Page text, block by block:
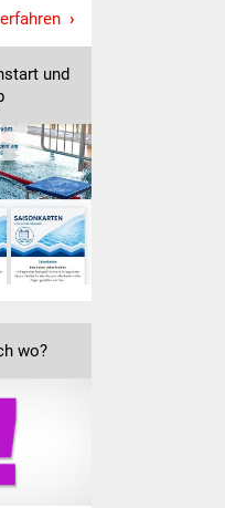
und Jugendliche
und Integration
Hilfe
in Süßen
und
wo?